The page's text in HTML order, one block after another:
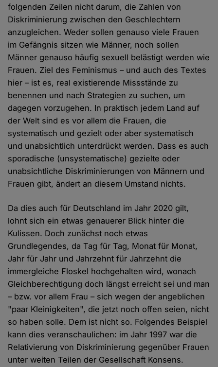
folgenden Zeilen nicht darum, die Zahlen von
Diskriminierung zwischen den Geschlechtern
anzugleichen. Weder sollen genauso viele Frauen
im Gefängnis sitzen wie Männer, noch sollen
Männer genauso häufig sexuell belästigt werden wie
Frauen. Ziel des Feminismus – und auch des Textes
hier – ist es, real existierende Missstände zu
benennen und nach Strategien zu suchen, um
dagegen vorzugehen. In praktisch jedem Land auf
der Welt sind es vor allem die Frauen, die
systematisch und gezielt oder aber systematisch
und unabsichtlich unterdrückt werden. Dass es auch
sporadische (unsystematische) gezielte oder
unabsichtliche Diskriminierungen von Männern und
Frauen gibt, ändert an diesem Umstand nichts.
Da dies auch für Deutschland im Jahr 2020 gilt,
lohnt sich ein etwas genauerer Blick hinter die
Kulissen. Doch zunächst noch etwas
Grundlegendes, da Tag für Tag, Monat für Monat,
Jahr für Jahr und Jahrzehnt für Jahrzehnt die
immergleiche Floskel hochgehalten wird, wonach
Gleichberechtigung doch längst erreicht sei und man
– bzw. vor allem Frau – sich wegen der angeblichen
"paar Kleinigkeiten", die jetzt noch offen seien, nicht
so haben solle. Dem ist nicht so. Folgendes Beispiel
kann dies veranschaulichen: im Jahr 1997 war die
Relativierung von Diskriminierung gegenüber Frauen
unter weiten Teilen der Gesellschaft Konsens.